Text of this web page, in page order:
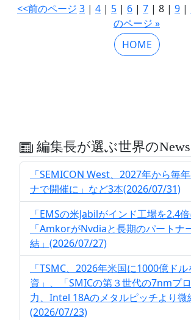
<<前のページ 3 | 4 | 5 | 6 | 7 | 8 | 9 |
のページ »
HOME
編集長が選ぶ世界のNews
「SEMICON West、2027年から毎
ナで開催に」など3本(2026/07/31)
「EMSの米Jabilがインド工場を2.4倍
「AmkorがNvdiaと長期のパートナ
結」(2026/07/27)
「TSMC、2026年米国に1000億ド
資」、「SMICの第３世代の7nmプ
力、Intel 18Aのメタルピッチより微
(2026/07/23)